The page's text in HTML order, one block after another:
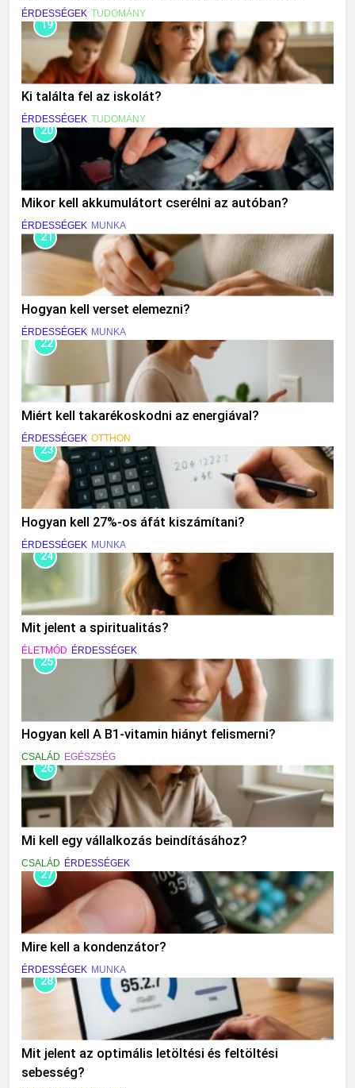
ÉRDESSÉGEK TUDOMÁNY
19
Ki találta fel az iskolát?
ÉRDESSÉGEK TUDOMÁNY
20
Mikor kell akkumulátort cserélni az autóban?
ÉRDESSÉGEK MUNKA
21
Hogyan kell verset elemezni?
ÉRDESSÉGEK MUNKA
22
Miért kell takarékoskodni az energiával?
ÉRDESSÉGEK OTTHON
23
Hogyan kell 27%-os áfát kiszámítani?
ÉRDESSÉGEK MUNKA
24
Mit jelent a spiritualitás?
ÉLETMÓD ÉRDESSÉGEK
25
Hogyan kell A B1-vitamin hiányt felismerni?
CSALÁD EGÉSZSÉG
26
Mi kell egy vállalkozás beindításához?
CSALÁD ÉRDESSÉGEK
27
Mire kell a kondenzátor?
ÉRDESSÉGEK MUNKA
28
Mit jelent az optimális letöltési és feltöltési
sebesség?